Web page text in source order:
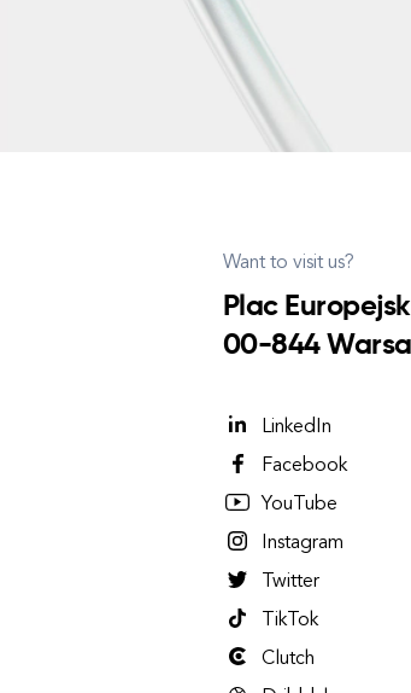
Want to visit us?
Plac
00-844
LinkedIn
Facebook
YouTube
Instagram
Twitter
TikTok
Clutch